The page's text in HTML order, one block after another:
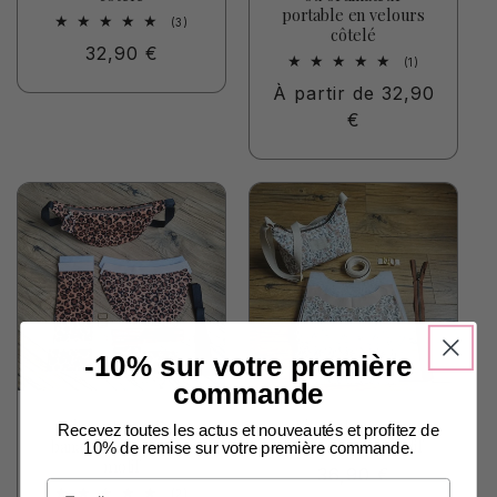
(3)
Prix
32,90 €
portable en velours
côtelé
(1)
des
Prix
À partir de 32,90
€
Kit couture : Sac
banane demi-lune à
Kit couture : Sac
bandoulière à motif
Prix
36,90 €
-10% sur votre première
commande
Recevez toutes les actus et nouveautés et profitez de
10% de remise sur votre première commande.
Email